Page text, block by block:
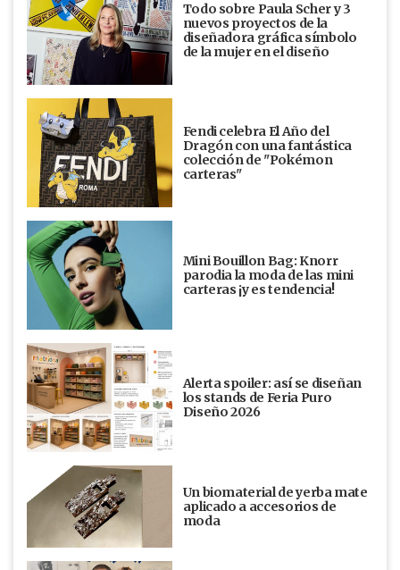
Todo sobre Paula Scher y 3
nuevos proyectos de la
diseñadora gráfica símbolo
de la mujer en el diseño
Fendi celebra El Año del
Dragón con una fantástica
colección de "Pokémon
carteras"
Mini Bouillon Bag: Knorr
parodia la moda de las mini
carteras ¡y es tendencia!
Alerta spoiler: así se diseñan
los stands de Feria Puro
Diseño 2026
Un biomaterial de yerba mate
aplicado a accesorios de
moda